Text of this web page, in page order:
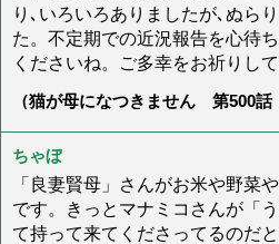
り､いろいろありましたが､ぬら
た。不定期での近況報告を心待
くださいね。ご多幸をお祈りし
（猫が母になつきません 第500話
ちゃぼ
「良妻賢母」さんがお米や野菜
です。きっとマナミコさんが「
て持って来てくださってるのだ